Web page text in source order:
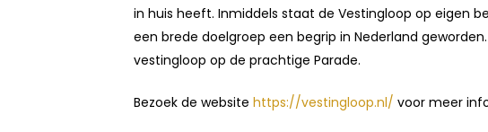
in huis heeft. Inmiddels staat de Vestingloop op eigen
een brede doelgroep een begrip in Nederland
vestingloop op de prachtige Parade.
Bezoek de website https://vestingloop.nl/ voor meer